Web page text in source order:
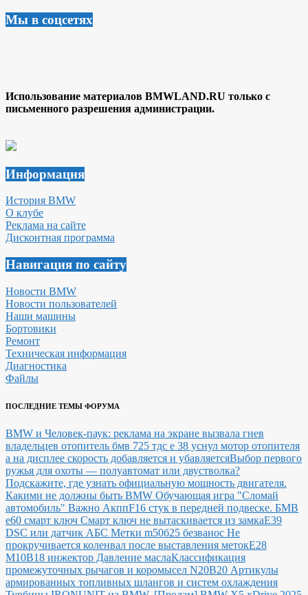
Мы в соцсетях
Использование материалов BMWLAND.RU только с
письменного разрешения администрации.
Информация
История BMW
О клубе
Реклама на сайте
Дисконтная программа
Навигация по сайту
Новости BMW
Новости пользователей
Наши машины
Бортовики
Ремонт
Техническая информация
Диагностика
Файлы
ПОСЛЕДНИЕ ТЕМЫ ФОРУМА
BMW и Человек-паук: реклама на экране вызвала гнев
владельцев отопитель бмв 725 тдс е 38 уснул мотор отопителя
а на дисплее скорость добавляется и убавляетсяВыбор первого
ружья для охоты — полуавтомат или двустволка?
Подскажите, где узнать официальную мощность двигателя.
Какими не должны быть BMW Обучающая игра "Сломай
автомобиль" Важно АкппF16 стук в передней подвеске. БМВ
е60 смарт ключ Смарт ключ не вытаскивается из замкаE39
DSC или датчик АБС Метки m50б25 безванос Не
прокручивается коленвал после выставления метокЕ28
М10В18 инжектор Давление маслаКлассификация
промежуточных рычагов и коромысел N20B20 Артикулы
армированных топливных шлангов и систем охлаждения